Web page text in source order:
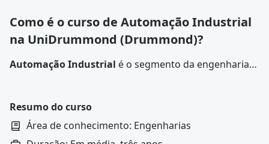
Como é o curso de Automação Industrial
na UniDrummond (Drummond)?
Automação Industrial é o segmento da engenharia
aumentar a eficiência, a qualidade e a segurança
na linha de produção
Resumo do curso
Área de conhecimento: Engenharias